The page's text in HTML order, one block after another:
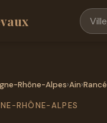
Rhône-Alpes›Ain›Rancé
RHÔNE-ALPES